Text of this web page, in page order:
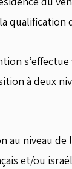
qualification
s’effectue
à deux
au niveau de
et/ou